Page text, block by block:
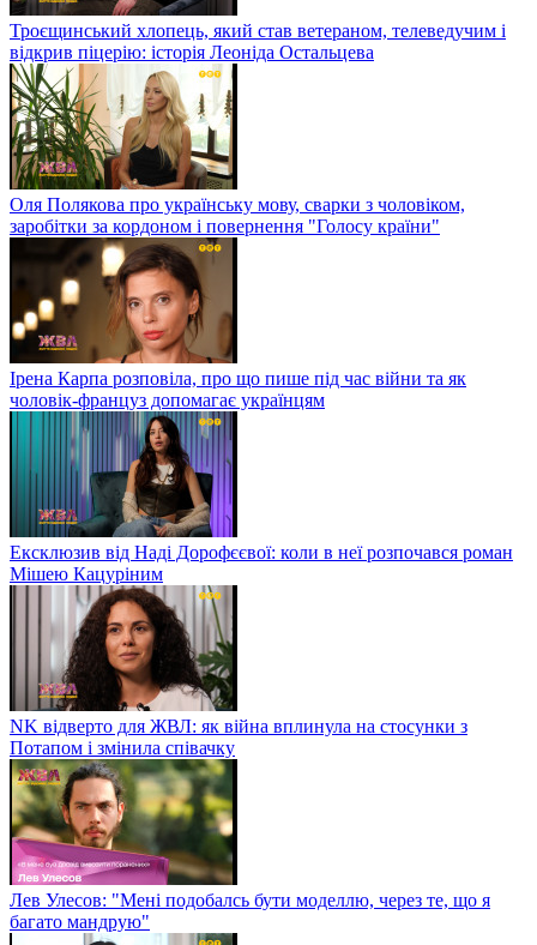
Троєщинський хлопець, який став ветераном, телеведучим і
відкрив піцерію: історія Леоніда Остальцева
Оля Полякова про українську мову, сварки з чоловіком,
заробітки за кордоном і повернення "Голосу країни"
Ірена Карпа розповіла, про що пише під час війни та як
чоловік-француз допомагає українцям
Ексклюзив від Наді Дорофєєвої: коли в неї розпочався роман
Мішею Кацуріним
NK відверто для ЖВЛ: як війна вплинула на стосунки з
Потапом і змінила співачку
Лев Улесов: "Мені подобалсь бути моделлю, через те, що я
багато мандрую"